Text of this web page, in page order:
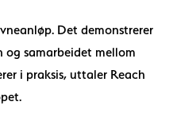
Det demonstrerer
samarbeidet mellom
i praksis, uttaler Reach